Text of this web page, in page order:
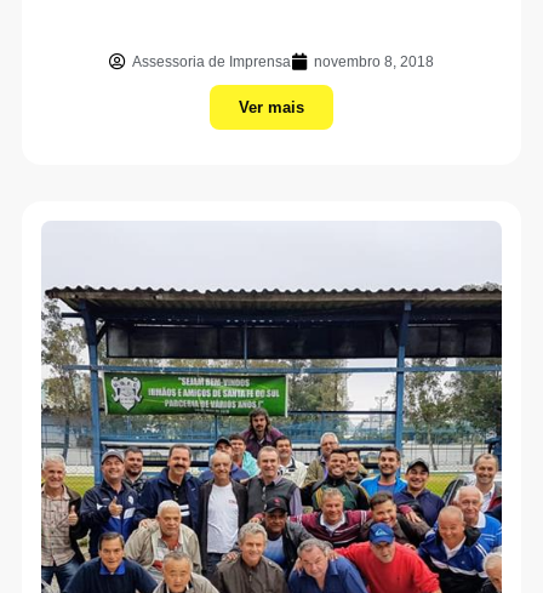
Assessoria de Imprensa novembro 8, 2018
Ver mais